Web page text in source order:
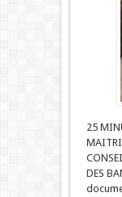
25
DES